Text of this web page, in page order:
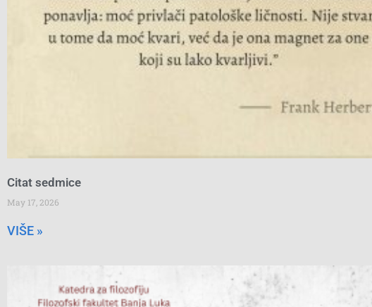
Citat sedmice
May 17, 2026
VIŠE »